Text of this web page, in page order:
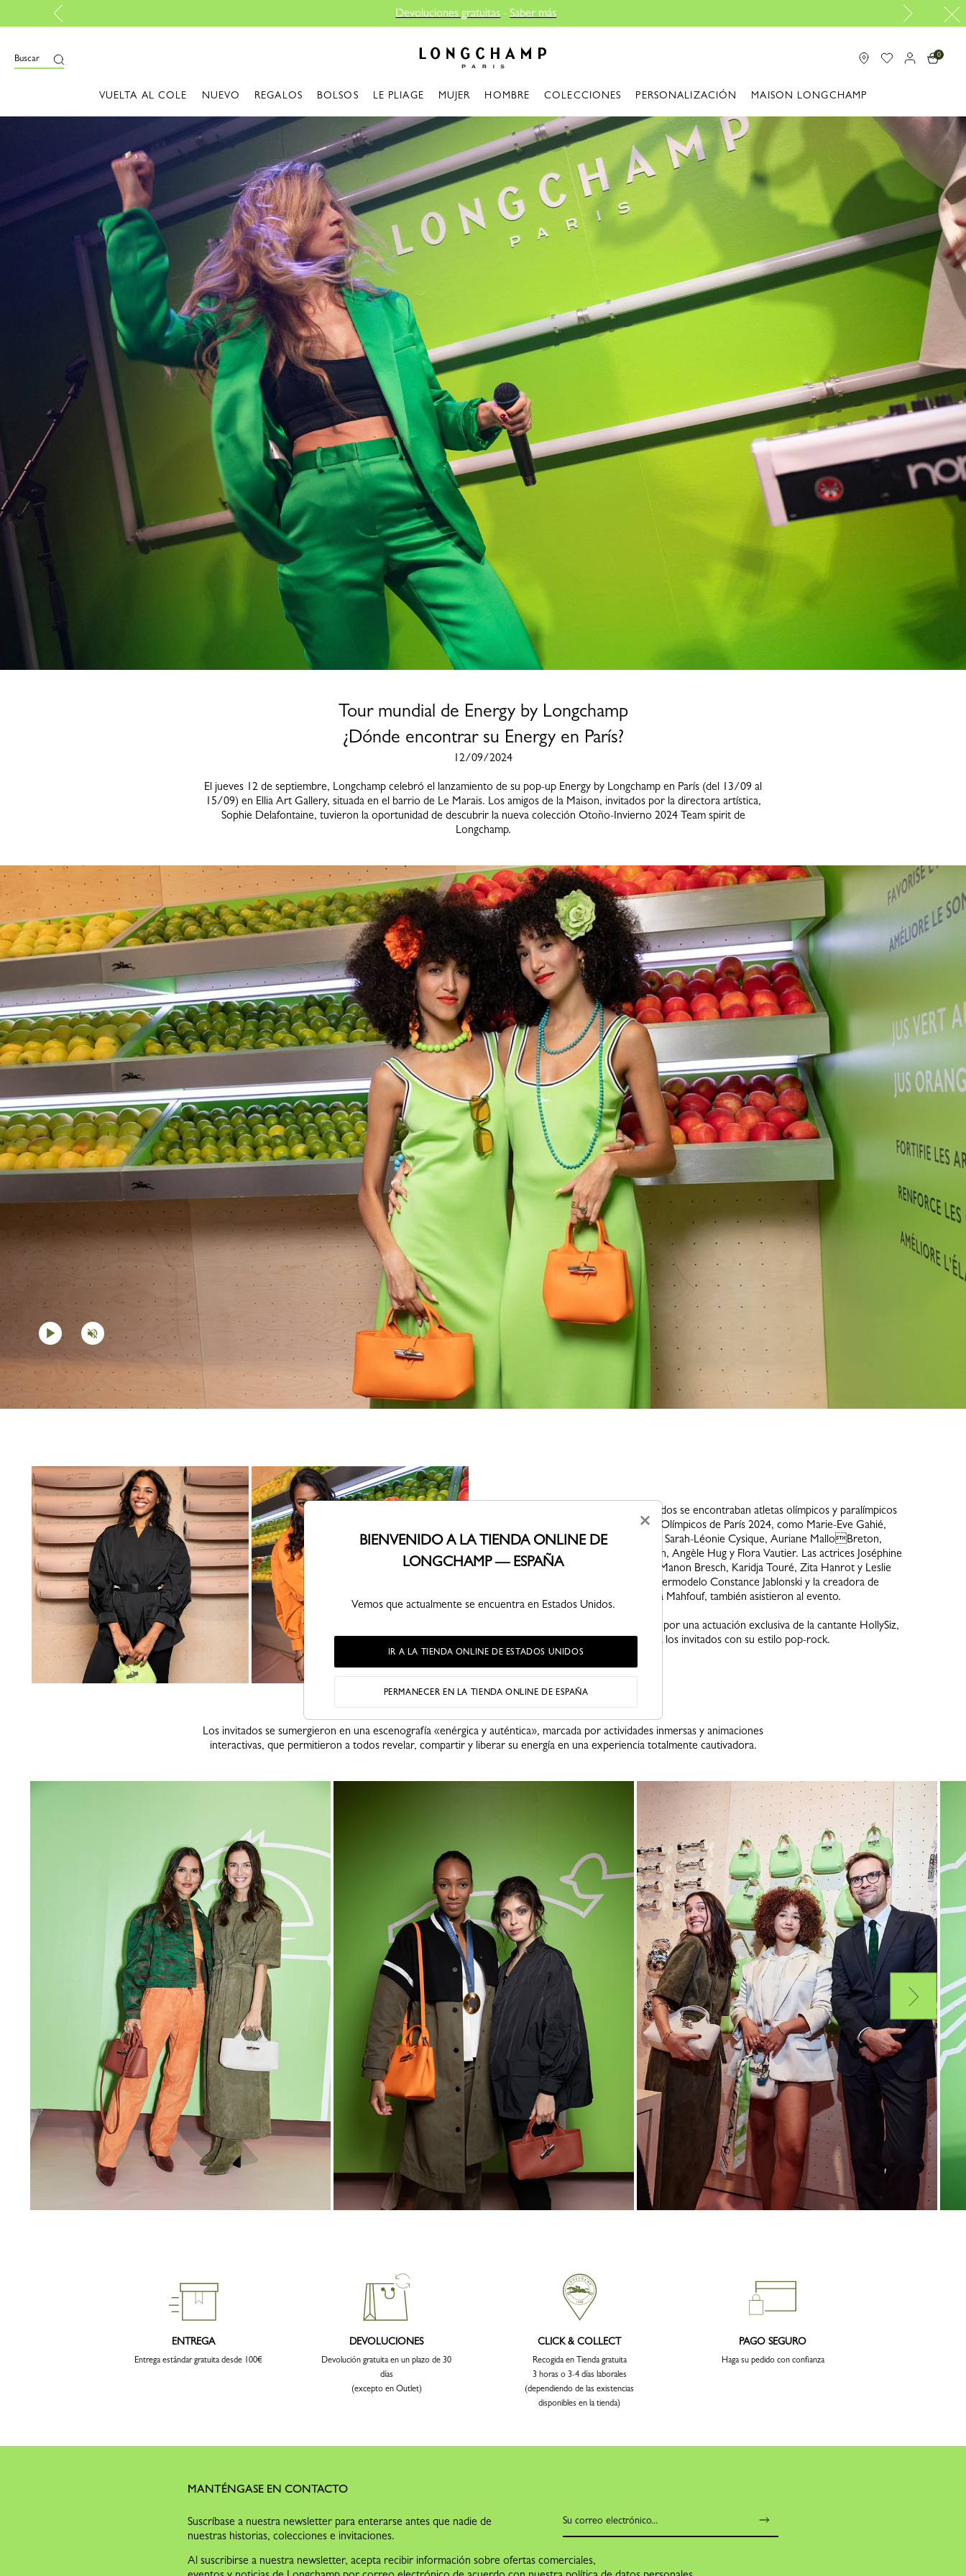
Entrega gratuita desde 100€
Buscar 0
VUELTA AL COLE NUEVO REGALOS BOLSOS LE PLIAGE MUJER HOMBRE COLECCIONES PERSONALIZACIÓN MAISON LONGCHAMP
Tour mundial de Energy by Longchamp
¿Dónde encontrar su Energy en París?
12/09/2024
El jueves 12 de septiembre, Longchamp celebró el lanzamiento de su pop-up Energy by Longchamp en París (del 13/09 al
15/09) en Ellia Art Gallery, situada en el barrio de Le Marais. Los amigos de la Maison, invitados por la directora artística,
Sophie Delafontaine, tuvieron la oportunidad de descubrir la nueva colección Otoño-Invierno 2024 Team spirit de
Longchamp.
Entre los prestigiosos invitados se encontraban atletas olímpicos y paralímpicos
medallistas de los Juegos Olímpicos de París 2024, como Marie-Eve Gahié,
Manon ApithyBrunet, Sarah-Léonie Cysique, Auriane MalloBreton,
Coraline Vitalis, Althéa Laurin, Angèle Hug y Flora Vautier. Las actrices Joséphine
Japy, Géraldine Nakache, Manon Bresch, Karidja Touré, Zita Hanrot y Leslie
Medina, así como la supermodelo Constance Jablonski y la creadora de
contenido Léna Mahfouf, también asistieron al evento.
La velada estuvo amenizada por una actuación exclusiva de la cantante HollySiz,
que cautivó a los invitados con su estilo pop-rock.
Los invitados se sumergieron en una escenografía «enérgica y auténtica», marcada por actividades inmersas y animaciones
interactivas, que permitieron a todos revelar, compartir y liberar su energía en una experiencia totalmente cautivadora.
ENTREGA
Entrega estándar gratuita desde 100€
DEVOLUCIONES
Devolución gratuita en un plazo de 30
días
(excepto en Outlet)
CLICK & COLLECT
Recogida en Tienda gratuita
3 horas o 3-4 días laborales
(dependiendo de las existencias
disponibles en la tienda)
PAGO SEGURO
Haga su pedido con confianza
MANTÉNGASE EN CONTACTO
Suscríbase a nuestra newsletter para enterarse antes que nadie de
nuestras historias, colecciones e invitaciones.
Al suscribirse a nuestra newsletter, acepta recibir información sobre ofertas comerciales,
×
BIENVENIDO A LA TIENDA ONLINE DE
LONGCHAMP — ESPAÑA
Vemos que actualmente se encuentra en Estados Unidos.
IR A LA TIENDA ONLINE DE ESTADOS UNIDOS
PERMANECER EN LA TIENDA ONLINE DE ESPAÑA